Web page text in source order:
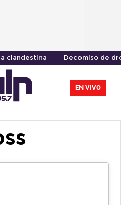
clandestina Decomiso de
EN VIVO